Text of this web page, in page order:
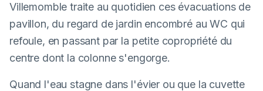
Villemomble traite au quotidien ces évacuations de
pavillon, du regard de jardin encombré au WC qui
refoule, en passant par la petite copropriété du
centre dont la colonne s'engorge.
Quand l'eau stagne dans l'évier ou que la cuvette